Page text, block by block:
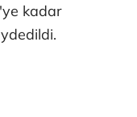
kadar